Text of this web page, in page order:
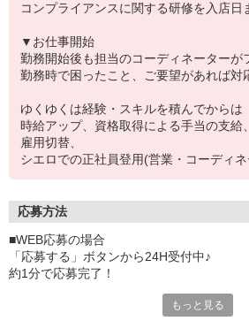
コンプライアンスに関する研修を入店日
▼お仕事開始
勤務開始後も担当のコーディネーターが
勤務時で困ったこと、ご要望があれば対
ゆくゆくは経験・スキルを積んでからは
時給アップ、資格取得による手当の支給
雇用切替、
シエロでの正社員登用(営業・コーディネ
応募方法
■WEB応募の場合
「応募する」ボタンから24H受付中♪
約1分で応募完了！
もっと見る